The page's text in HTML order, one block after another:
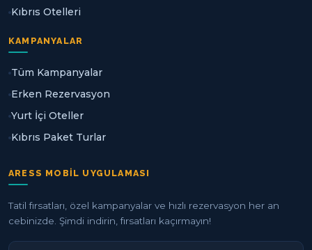
Kıbrıs Otelleri
KAMPANYALAR
Tüm Kampanyalar
Erken Rezervasyon
Yurt İçi Oteller
Kıbrıs Paket Turlar
ARESS MOBIL UYGULAMASI
Tatil fırsatları, özel kampanyalar ve hızlı rezervasyon her an
cebinizde. Şimdi indirin, fırsatları kaçırmayın!